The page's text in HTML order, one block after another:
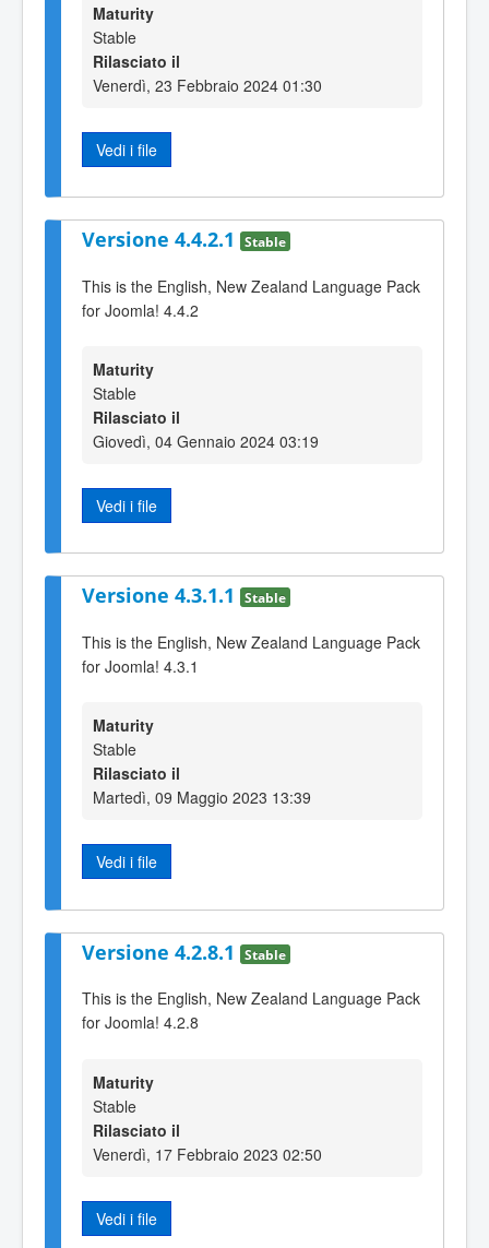
Maturity
Stable
Rilasciato il
Venerdì, 23 Febbraio 2024 01:30
Vedi i file
Versione 4.4.2.1 Stable
This is the English, New Zealand Language Pack
for Joomla! 4.4.2
Maturity
Stable
Rilasciato il
Giovedì, 04 Gennaio 2024 03:19
Vedi i file
Versione 4.3.1.1 Stable
This is the English, New Zealand Language Pack
for Joomla! 4.3.1
Maturity
Stable
Rilasciato il
Martedì, 09 Maggio 2023 13:39
Vedi i file
Versione 4.2.8.1 Stable
This is the English, New Zealand Language Pack
for Joomla! 4.2.8
Maturity
Stable
Rilasciato il
Venerdì, 17 Febbraio 2023 02:50
Vedi i file